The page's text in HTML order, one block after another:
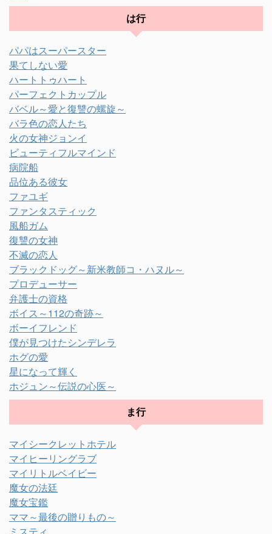
は行
パパはスーパースター
果てしない愛
ハートトゥハート
パーフェクトカップル
バベル～愛と復讐の螺旋～
バラ色の恋人たち
火の女神ジョンイ
ビューティフルマインド
病院船
品位ある彼女
ファユギ
ファンタスティック
風船ガム
復讐の女神
不滅の恋人
ブラックドッグ～新米教師コ・ハヌル～
プロデューサー
弁護士の資格
ボイス～112の奇跡～
ボーイフレンド
僕が見つけたシンデレラ
ホグの愛
星になって輝く
ホジュン～伝説の心医～
ま行
マイシークレットホテル
マイヒーリングラブ
マイリトルベイビー
魔女の法廷
魔女宝鑑
ママ～最後の贈りもの～